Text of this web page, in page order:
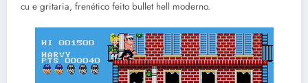
cu e gritaria, frenético feito bullet hell moderno.